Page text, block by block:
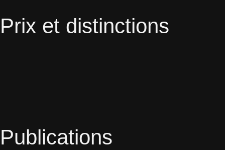
Prix et distinctions
Publications